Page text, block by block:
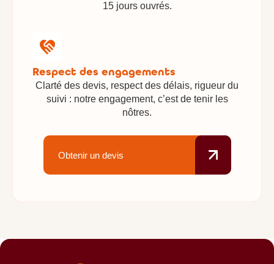
15 jours ouvrés.
Respect des engagements
Clarté des devis, respect des délais, rigueur du
suivi : notre engagement, c’est de tenir les
nôtres.
Obtenir un devis